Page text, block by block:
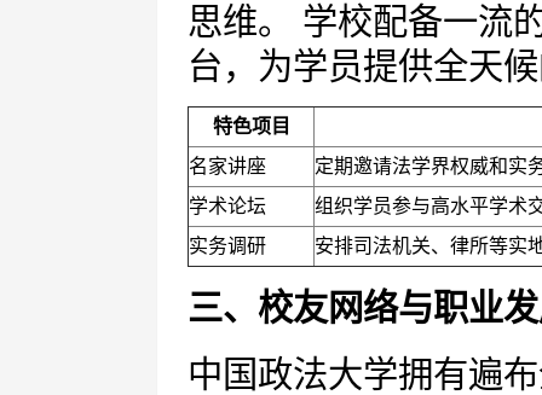
思维。 学校配备一流
台，为学员提供全天
特色项目
名家讲座
定期邀请法学界权威和实
学术论坛
组织学员参与高水平学术
实务调研
安排司法机关、律所等实
三、校友网络与职业
中国政法大学拥有遍